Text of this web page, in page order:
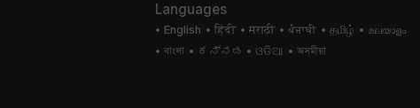
Languages
English हिंदी मराठी ਪੰਜਾਬੀ தமிழ்
മലയാളം
বাংলা
ಕನ್ನಡ ଓଡିଆ অসমীয়া